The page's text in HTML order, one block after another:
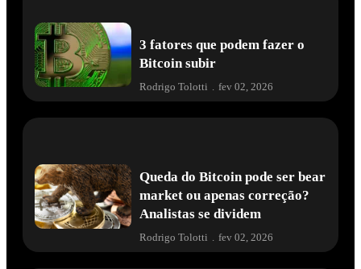
3 fatores que podem fazer o
Bitcoin subir
Rodrigo Tolotti fev 02, 2026
Queda do Bitcoin pode ser bear
market ou apenas correção?
Analistas se dividem
Rodrigo Tolotti . fev 02, 2026